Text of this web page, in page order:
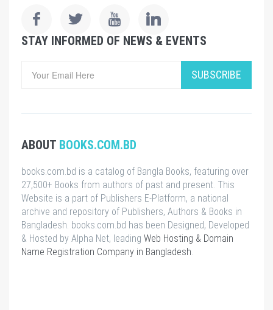
STAY INFORMED OF NEWS & EVENTS
SUBSCRIBE
ABOUT BOOKS.COM.BD
books.com.bd is a catalog of Bangla Books, featuring over
27,500+ Books from authors of past and present. This
Website is a part of Publishers E-Platform, a national
archive and repository of Publishers, Authors & Books in
Bangladesh. books.com.bd has been Designed, Developed
& Hosted by Alpha Net, leading Web Hosting & Domain
Name Registration Company in Bangladesh.